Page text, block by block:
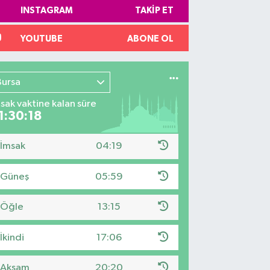
INSTAGRAM TAKIP ET
YOUTUBE ABONE OL
vaktine kalan süre
İmsak 04:19
Güneş 05:59
Öğle 13:15
İkindi 17:06
Akşam 20:20